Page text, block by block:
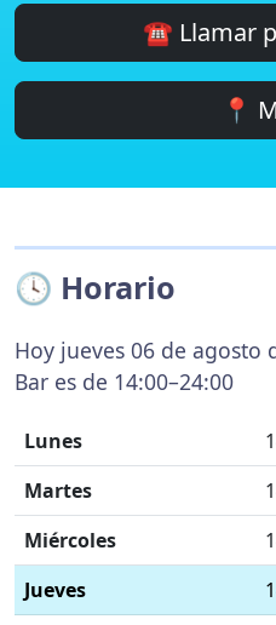
☎️ Llamar
📍
🕓 Horario
Hoy jueves 06 de agosto
Bar es de 14:00–24:00
Lunes
Martes
Miércoles
Jueves